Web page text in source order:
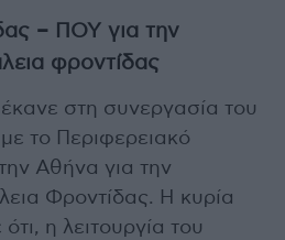
– ΠΟΥ για την
φροντίδας
έκανε στη συνεργασία του
το Περιφερειακό
Αθήνα για την
Φροντίδας. Η κυρία
η λειτουργία του